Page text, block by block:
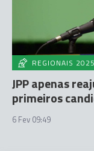
REGIONAIS 2025
JPP apenas
primeiros
6 Fev 09:49